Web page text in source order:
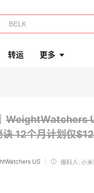
转运 更多
WeightWatchers
诀12个月计划仅
US 爆料人: 小米